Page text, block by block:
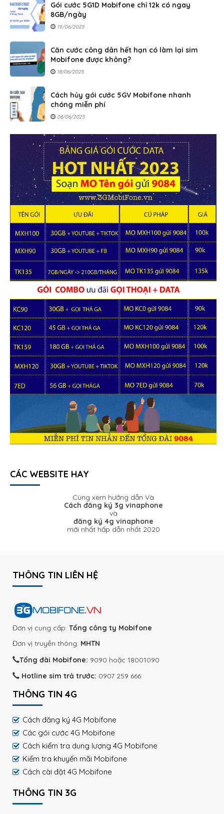
Gói cước 5G1D Mobifone chỉ 12k có ngay
8GB/ngày
19/06/2025
Căn cước công dân hết hạn có làm lại sim
Mobifone được không?
18/06/2025
Cách hủy gói cước 5GV Mobifone nhanh
chóng miễn phí
08/06/2025
CÁC WEBSITE HAY
Cùng xem hướng dẫn Và
Cách đăng ký 3g vinaphone
và
đăng ký 4g vinaphone
mới nhất hấp dẫn nhất 2020
THÔNG TIN LIÊN HỆ
Đơn vị cung cấp: Tổng công ty Mobifone
Đơn vị truyền thông: MHTN
Tổng đài Mobifone: 9090 hoặc 18001090
Hotline sim trả trước: 0907 259 666
THÔNG TIN 4G
Cách đăng ký 4G Mobifone
Các gói cước 4G Mobifone
Cách kiểm tra dung lượng 4G Mobifone
Kiểm tra khuyến mãi Mobifone
Cách cài đặt 4G Mobifone
THÔNG TIN 3G